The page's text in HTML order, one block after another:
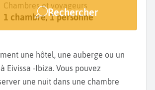
Destination
Eivissa
Dates
Dates de votre séjour
Chambres et voyageurs
1 chambre, 1 personne
Rechercher
une hôtel, une auberge ou un
Eivissa -Ibiza. Vous pouvez
une nuit dans une chambre